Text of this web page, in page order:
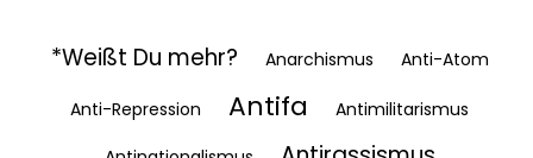
*Weißt Du mehr? Anarchismus Anti-Atom
Anti-Repression Antifa
Antimilitarismus